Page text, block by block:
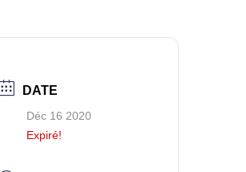
DATE
Déc 16 2020
Expiré!